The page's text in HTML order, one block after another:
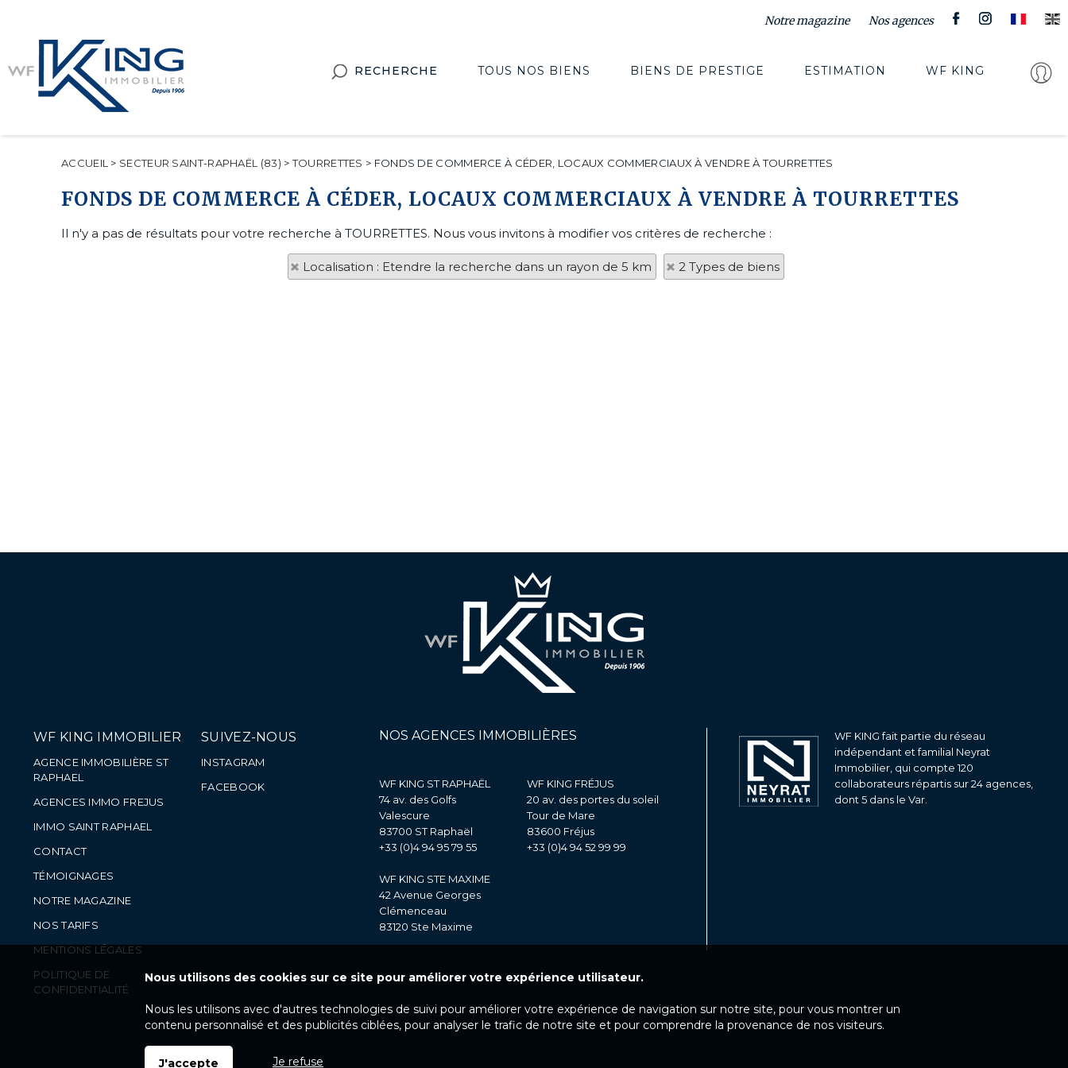
Notre magazine Nos agences
RECHERCHE TOUS NOS BIENS BIENS DE PRESTIGE ESTIMATION WF KING
ACCUEIL > SECTEUR SAINT-RAPHAËL (83) >TOURRETTES > FONDS DE COMMERCE À CÉDER, LOCAUX COMMERCIAUX À VENDRE À TOURRETTES
FONDS DE COMMERCE À CÉDER, LOCAUX COMMERCIAUX À VENDRE À TOURRETTES
Il n'y a pas de résultats pour votre recherche à TOURRETTES. Nous vous invitons à modifier vos critères de recherche :
Localisation : Etendre la recherche dans un rayon de 5 km 2 Types de biens
WF KING IMMOBILIER
AGENCE IMMOBILIÈRE ST
RAPHAEL
AGENCES IMMO FREJUS
IMMO SAINT RAPHAEL
CONTACT
TÉMOIGNAGES
NOTRE MAGAZINE
NOS TARIFS
MENTIONS LÉGALES
POLITIQUE DE
CONFIDENTIALITÉ
SUIVEZ-NOUS
INSTAGRAM
FACEBOOK
NOS AGENCES IMMOBILIÈRES
WF KING ST RAPHAËL
74 av. des Golfs
Valescure
83700 ST Raphaël
+33 (0)4 94 95 79 55
WF KING FRÉJUS
20 av. des portes du soleil
Tour de Mare
83600 Fréjus
+33 (0)4 94 52 99 99
WF KING STE MAXIME
42 Avenue Georges
Clémenceau
83120 Ste Maxime
WF KING fait partie du réseau
indépendant et familial Neyrat
Immobilier, qui compte 120
collaborateurs répartis sur 24 agences,
dont 5 dans le Var.
Nous utilisons des cookies sur ce site pour améliorer votre expérience utilisateur.
Nous les utilisons avec d'autres technologies de suivi pour améliorer votre expérience de navigation sur notre site, pour vous montrer un
contenu personnalisé et des publicités ciblées, pour analyser le trafic de notre site et pour comprendre la provenance de nos visiteurs.
J'accepte Je refuse